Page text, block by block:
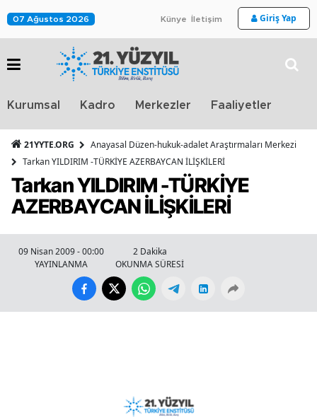
07 Ağustos 2026 Künye İletişim Giriş Yap
Kurumsal Kadro Merkezler Faaliyetler
21YYTE.ORG
Anayasal Düzen-hukuk-adalet Araştırmaları Merkezi
Tarkan YILDIRIM -TÜRKİYE AZERBAYCAN İLİŞKİLERİ
Tarkan YILDIRIM -TÜRKİYE
AZERBAYCAN İLİŞKİLERİ
09 Nisan 2009 - 00:00
YAYINLANMA
2 Dakika
OKUNMA SÜRESİ